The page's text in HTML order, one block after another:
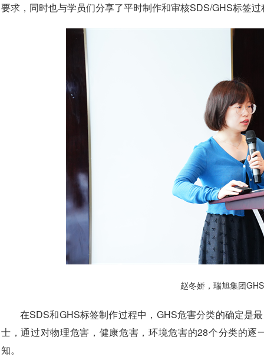
要求，同时也与学员们分享了平时制作和审核SDS/GHS标签
赵冬娇，瑞旭集团
在SDS和GHS标签制作过程中，GHS危害分类的确定是
士，通过对物理危害，健康危害，环境危害的28个分类的
知。